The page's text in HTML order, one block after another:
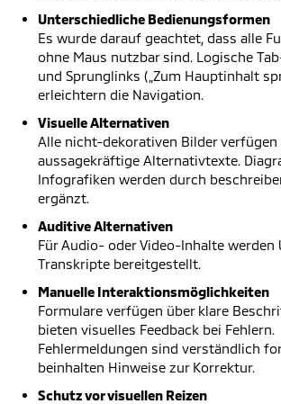
Unterschiedliche Bedienungsformen
Es wurde darauf geachtet, dass alle
ohne Maus nutzbar sind. Logische
und Sprunglinks („Zum Hauptinhalt
erleichtern die Navigation.
Visuelle Alternativen
Alle nicht-dekorativen Bilder verfügen
aussagekräftige Alternativtexte.
Infografiken werden durch
ergänzt.
Auditive Alternativen
Für Audio- oder Video-Inhalte
Transkripte bereitgestellt.
Manuelle Interaktionsmöglichkeiten
Formulare verfügen über klare
bieten visuelles Feedback bei Fehlern.
Fehlermeldungen sind verständlich
beinhalten Hinweise zur Korrektur.
Schutz vor visuellen Reizen